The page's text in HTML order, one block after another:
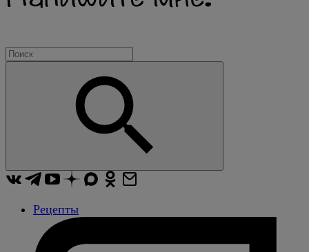
Рецепты